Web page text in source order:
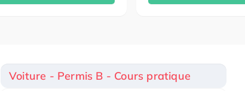
Voiture - Permis B - Cours pratique